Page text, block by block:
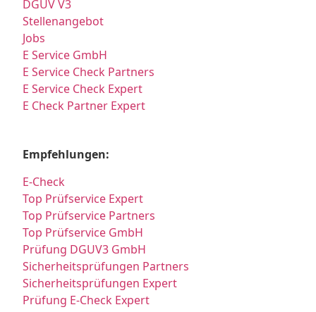
DGUV V3
Stellenangebot
Jobs
E Service GmbH
E Service Check Partners
E Service Check Expert
E Check Partner Expert
Empfehlungen:
E-Check
Top Prüfservice Expert
Top Prüfservice Partners
Top Prüfservice GmbH
Prüfung DGUV3 GmbH
Sicherheitsprüfungen Partners
Sicherheitsprüfungen Expert
Prüfung E-Check Expert